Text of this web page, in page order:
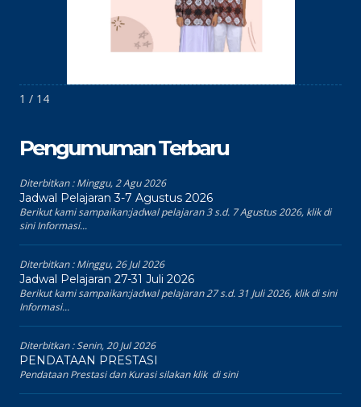
1 / 14
Pengumuman Terbaru
Diterbitkan :Minggu, 2 Agu 2026
Jadwal Pelajaran 3-7 Agustus 2026
Berikut kami sampaikan:jadwal pelajaran 3 s.d. 7 Agustus 2026, klik di
sini Informasi...
Diterbitkan :Minggu, 26 Jul 2026
Jadwal Pelajaran 27-31 Juli 2026
Berikut kami sampaikan:jadwal pelajaran 27 s.d. 31 Juli 2026, klik di sini
Informasi...
Diterbitkan :Senin, 20 Jul 2026
PENDATAAN PRESTASI
Pendataan Prestasi dan Kurasi silakan klik di sini